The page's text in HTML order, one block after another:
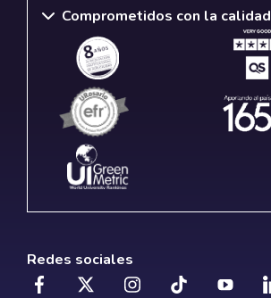
Comprometidos con la calidad
Redes sociales